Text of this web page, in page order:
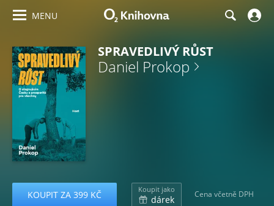
MENU
SPRAVEDLIVÝ RŮST
Daniel Prokop
KOUPIT ZA 399 KČ Koupit jako
dárek Cena včetně DPH